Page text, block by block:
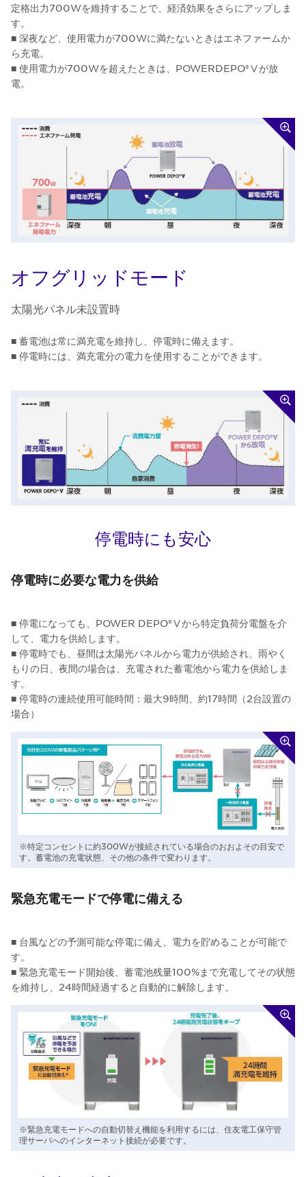
定格出力700Wを維持することで、経済効果をさらにアップしま
す。
■ 深夜など、使用電力が700Wに満たないときはエネファームか
ら充電。
■ 使用電力が700Wを超えたときは、POWERDEPO®Ⅴが放
電。
オフグリッドモード
太陽光パネル未設置時
■ 蓄電池は常に満充電を維持し、停電時に備えます。
■ 停電時には、満充電分の電力を使用することができます。
停電時にも安心
停電時に必要な電力を供給
■ 停電になっても、POWER DEPO®Ⅴから特定負荷分電盤を介
して、電力を供給します。
■ 停電時でも、昼間は太陽光パネルから電力が供給され、雨やく
もりの日、夜間の場合は、充電された蓄電池から電力を供給しま
す。
■ 停電時の連続使用可能時間：最大9時間、約17時間（2台設置の
場合）
※特定コンセントに約300Wが接続されている場合のおおよその目安で
す。蓄電池の充電状態、その他の条件で変わります。
緊急充電モードで停電に備える
■ 台風などの予測可能な停電に備え、電力を貯めることが可能で
す。
■ 緊急充電モード開始後、蓄電池残量100%まで充電してその状態
を維持し、24時間経過すると自動的に解除します。
※緊急充電モードへの自動切替え機能を利用するには、住友電工保守管
理サーバへのインターネット接続が必要です。